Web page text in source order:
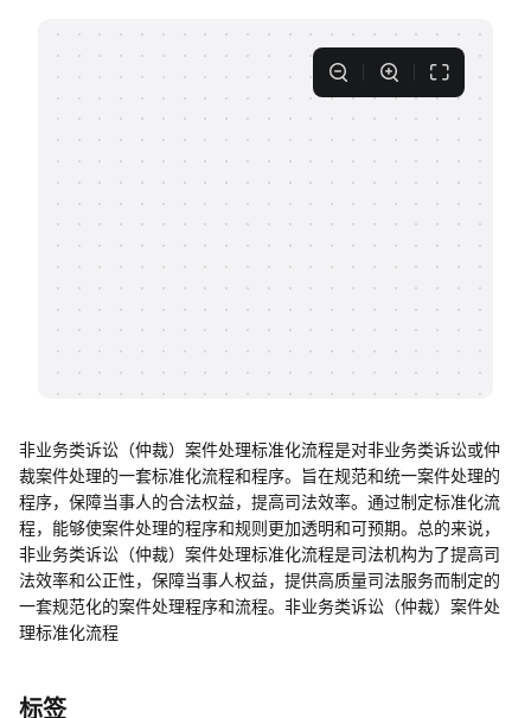
客户案例
支持
帮助中心
非业务类诉讼（仲裁）案件处理标准化流程是对非业务类诉讼或仲
裁案件处理的一套标准化流程和程序。旨在规范和统一案件处理的
程序，保障当事人的合法权益，提高司法效率。通过制定标准化流
程，能够使案件处理的程序和规则更加透明和可预期。总的来说，
非业务类诉讼（仲裁）案件处理标准化流程是司法机构为了提高司
法效率和公正性，保障当事人权益，提供高质量司法服务而制定的
一套规范化的案件处理程序和流程。非业务类诉讼（仲裁）案件处
理标准化流程
标签